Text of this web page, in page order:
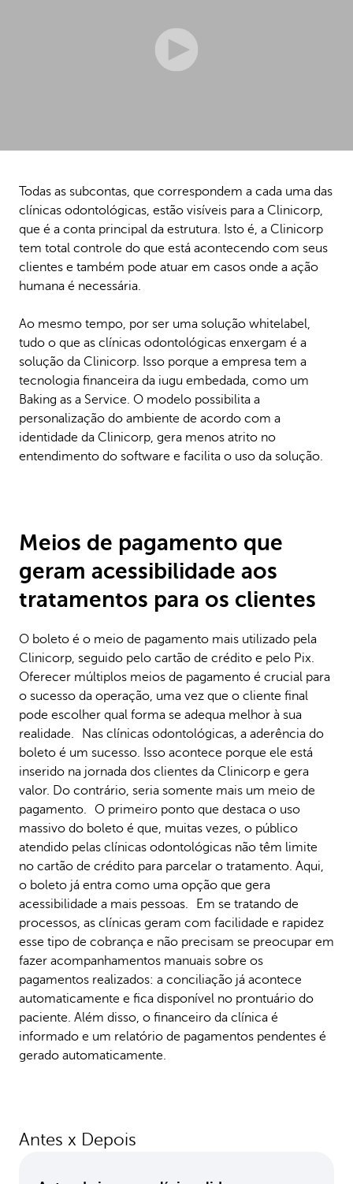
Todas as subcontas, que correspondem a cada uma das
clínicas odontológicas, estão visíveis para a Clinicorp,
que é a conta principal da estrutura. Isto é, a Clinicorp
tem total controle do que está acontecendo com seus
clientes e também pode atuar em casos onde a ação
humana é necessária.
Ao mesmo tempo, por ser uma solução whitelabel,
tudo o que as clínicas odontológicas enxergam é a
solução da Clinicorp. Isso porque a empresa tem a
tecnologia financeira da iugu embedada, como um
Baking as a Service. O modelo possibilita a
personalização do ambiente de acordo com a
identidade da Clinicorp, gera menos atrito no
entendimento do software e facilita o uso da solução.
Meios de pagamento que
geram acessibilidade aos
tratamentos para os clientes
O boleto é o meio de pagamento mais utilizado pela
Clinicorp, seguido pelo cartão de crédito e pelo Pix.
Oferecer múltiplos meios de pagamento é crucial para
o sucesso da operação, uma vez que o cliente final
pode escolher qual forma se adequa melhor à sua
realidade. Nas clínicas odontológicas, a aderência do
boleto é um sucesso. Isso acontece porque ele está
inserido na jornada dos clientes da Clinicorp e gera
valor. Do contrário, seria somente mais um meio de
pagamento. O primeiro ponto que destaca o uso
massivo do boleto é que, muitas vezes, o público
atendido pelas clínicas odontológicas não têm limite
no cartão de crédito para parcelar o tratamento. Aqui,
o boleto já entra como uma opção que gera
acessibilidade a mais pessoas. Em se tratando de
processos, as clínicas geram com facilidade e rapidez
esse tipo de cobrança e não precisam se preocupar em
fazer acompanhamentos manuais sobre os
pagamentos realizados: a conciliação já acontece
automaticamente e fica disponível no prontuário do
paciente. Além disso, o financeiro da clínica é
informado e um relatório de pagamentos pendentes é
gerado automaticamente.
Antes x Depois